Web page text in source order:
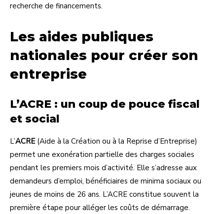
recherche de financements.
Les aides publiques
nationales pour créer son
entreprise
L’ACRE : un coup de pouce fiscal
et social
L’ACRE(Aide à la Création ou à la Reprise d’Entreprise)
permet une exonération partielle des charges sociales
pendant les premiers mois d’activité. Elle s’adresse aux
demandeurs d’emploi, bénéficiaires de minima sociaux ou
jeunes de moins de 26 ans. L’ACRE constitue souvent la
première étape pour alléger les coûts de démarrage.